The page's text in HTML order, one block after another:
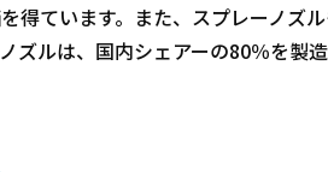
得ています。また、スプレーノズ
ルは、国内シェアーの80％を製造